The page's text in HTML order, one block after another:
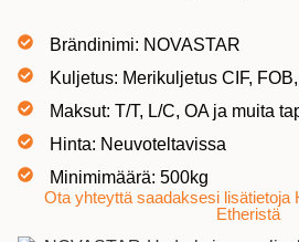
Brändinimi: NOVASTAR
Kuljetus: Merikuljetus CIF,
Maksut: T/T, L/C, OA ja muita
Hinta: Neuvoteltavissa
Minimimäärä: 500kg
Ota yhteyttä saadaksesi lisätietoja
Etheristä